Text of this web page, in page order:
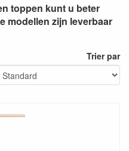
toppen kunt u beter
modellen zijn leverbaar
Trier par